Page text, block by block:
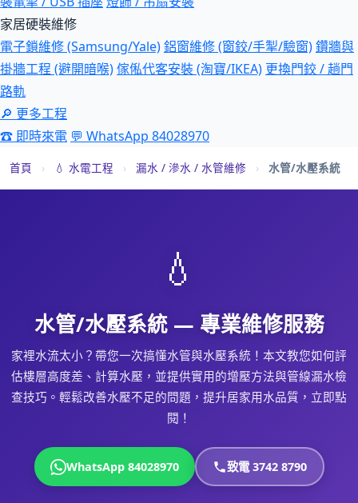
家居硬裝維修
電子鎖維修 (Samsung/Yale)鋁窗維修 (窗鉸/手掣/驗窗)鑽牆與
掛牆工程 (避開暗喉)傢俬代客安裝 (淘寶/IKEA) 更換門鉸 / 趟門
路軌
🔎 更多工程
☎ 即時來電 💬 WhatsApp 84028970
首頁 › 💧 水電工程 › 漏水 / 滲水 / 水管維修 › 水管/水壓系統
💧
水管/水壓系統 — 專業維修服務
家裡水流太小？帶您一次搞懂水管與水壓系統！本文教您如何評
估樓層高度差、計算水壓，並提供實用的增壓方法與管線漏水檢
查技巧。輕鬆改善水壓不足的問題，提升居家用水品質，立即點
閱！
WhatsApp 84028970 致電 3742 8790